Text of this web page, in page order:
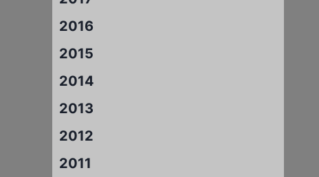
2016
2015
2014
2013
2012
2011